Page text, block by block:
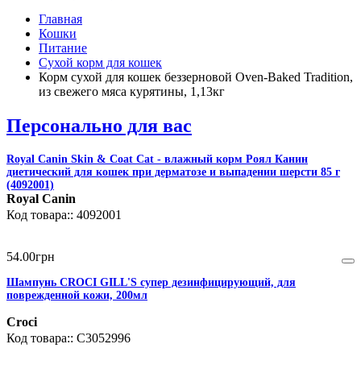
Главная
Кошки
Питание
Сухой корм для кошек
Корм сухой для кошек беззерновой Oven-Baked Tradition,
из свежего мяса курятины, 1,13кг
Персонально для вас
Royal Canin Skin & Coat Cat - влажный корм Роял Канин
диетический для кошек при дерматозе и выпадении шерсти 85 г
(4092001)
Royal Canin
4092001
54.00грн
Шампунь CROCI GILL'S супер дезинфицирующий, для
поврежденной кожи, 200мл
Croci
C3052996